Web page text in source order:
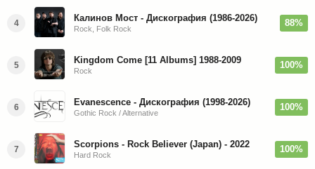
4 Калинов Мост - Дискография (1986-2026)
Rock, Folk Rock
88%
5 Kingdom Come [11 Albums] 1988-2009
Rock
100%
6 Evanescence - Дискография (1998-2026)
Gothic Rock / Alternative
100%
7 Scorpions - Rock Believer (Japan) - 2022
Hard Rock
100%